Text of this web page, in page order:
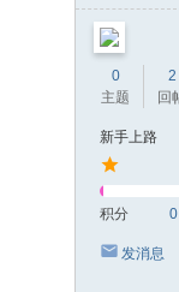
0
主题
2
回
新手上路
积分 0
发消息